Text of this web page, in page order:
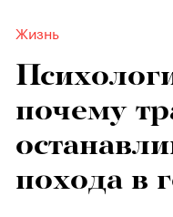
Жизнь
почему
похода в